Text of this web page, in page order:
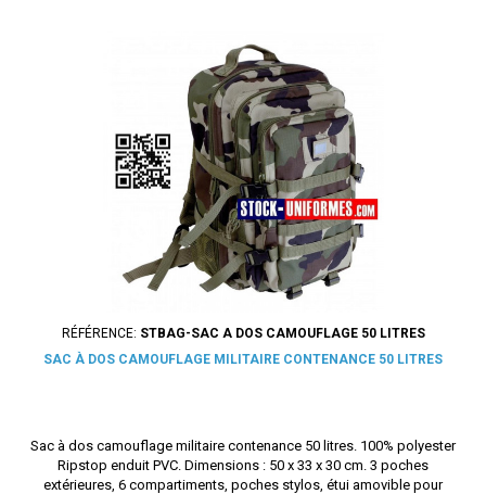
RÉFÉRENCE: STBAG-SAC A DOS CAMOUFLAGE 50 LITRES
SAC À DOS CAMOUFLAGE MILITAIRE CONTENANCE 50 LITRES
Sac à dos camouflage militaire contenance 50 litres. 100% polyester
Ripstop enduit PVC. Dimensions : 50 x 33 x 30 cm. 3 poches
extérieures, 6 compartiments, poches stylos, étui amovible pour